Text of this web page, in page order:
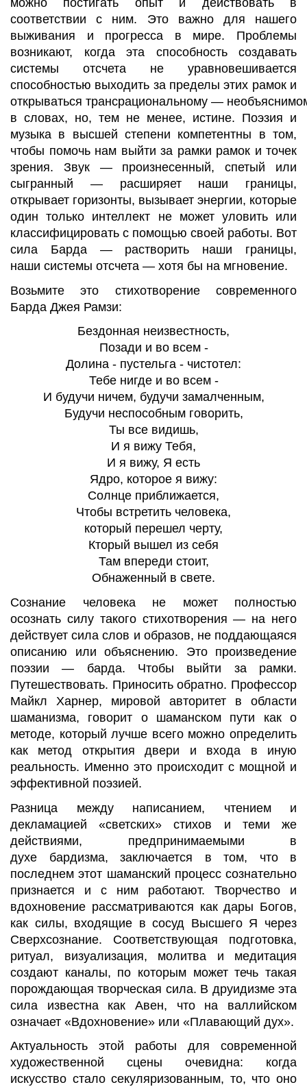
можно постигать опыт и действовать в
соответствии с ним. Это важно для нашего
выживания и прогресса в мире. Проблемы
возникают, когда эта способность создавать
системы отсчета не уравновешивается
способностью выходить за пределы этих рамок и
открываться трансрациональному —
в словах, но, тем не менее, истине. Поэзия и
музыка в высшей степени компетентны в том,
чтобы помочь нам выйти за рамки рамок и точек
зрения. Звук —произнесенный, спетый или
сыгранный —расширяет наши границы,
открывает горизонты, вызывает энергии, которые
один только интеллект не может уловить или
классифицировать с помощью своей работы. Вот
сила Барда —растворить наши границы,
наши системы отсчета — хотя бы на мгновение.
Возьмитеэто стихотворение современного
Барда Джея Рамзи:
Бездонная неизвестность,
Позади и во всем -
Долина - пустельга - чистотел:
Тебе нигде и во всем -
И будучи ничем, будучи замалченным,
Будучи неспособным говорить,
Ты все видишь,
И я вижу Тебя,
И я вижу, Я есть
Ядро, которое я вижу:
Солнце приближается,
Чтобы встретить человека,
который перешел черту,
Кторый вышел из себя
Там впереди стоит,
Обнаженный в свете.
Сознание человека не может полностью
осознать силу такого стихотворения— на него
действует сила слов и образов, не поддающаяся
описанию или объяснению. Это произведение
поэзии— барда. Чтобы выйти за рамки.
Путешествовать. Приносить обратно. Профессор
Майкл Харнер, мировой авторитет в области
шаманизма, говорит о шаманском пути как о
методе, который лучше всего можно определить
как метод открытия двери и входа в иную
реальность. Именно это происходит с мощной и
эффективной поэзией.
Разница между написанием, чтением и
декламацией «светских» стихов и теми же
действиями, предпринимаемыми в
духе бардизма, заключается в том, что в
последнем этот шаманский процесс сознательно
признается и с ним работают. Творчество и
вдохновение рассматриваются как дары Богов,
как силы, входящие в сосуд Высшего Я через
Сверхсознание. Соответствующая подготовка,
ритуал, визуализация, молитва и медитация
создают каналы, по которым может течь такая
порождающая творческая сила. В друидизме эта
сила известна как Авен, что на валлийском
означает «Вдохновение» или «Плавающий дух».
Актуальность этой работы для современной
художественной сцены очевидна: когда
искусство стало секуляризованным, то, что оно